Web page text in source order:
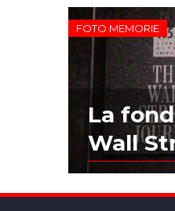
FOTO MEMORIE
La
Wall